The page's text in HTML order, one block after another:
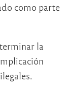
como parte
la